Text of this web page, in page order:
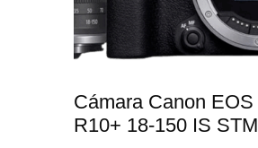
Cámara Canon EOS
R10+ 18-150 IS STM